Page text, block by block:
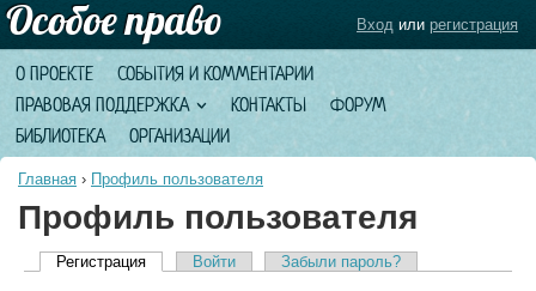
О ПРОЕКТЕ
СОБЫТИЯ И КОММЕНТАРИИ
ПРАВОВАЯ ПОДДЕРЖКА
КОНТАКТЫ
ФОРУМ
БИБЛИОТЕКА
ОРГАНИЗАЦИИ
Вход или регистрация
Главная › Профиль пользователя
Профиль пользователя
Главные вкладки
Регистрация (активная вкладка)
Войти Забыли пароль?